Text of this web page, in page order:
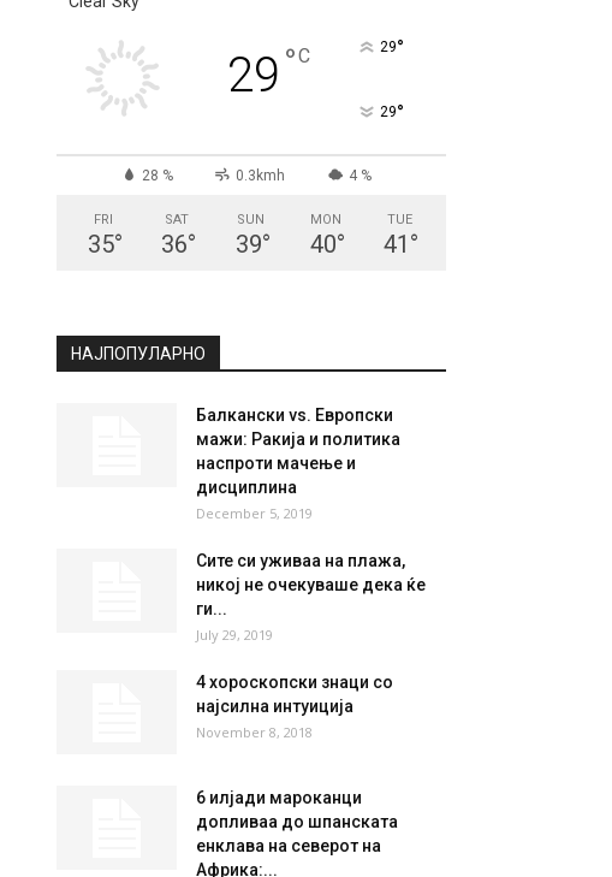
СКОПЈЕ
29
0.3kmh 4 %
39° 40
НАЈПОПУЛАРНО
Балкански vs. Европски
мажи: Ракија и политика
наспроти мачење и
December 5, 2019
Сите си уживаа на плажа,
никој не очекуваше дека ќе